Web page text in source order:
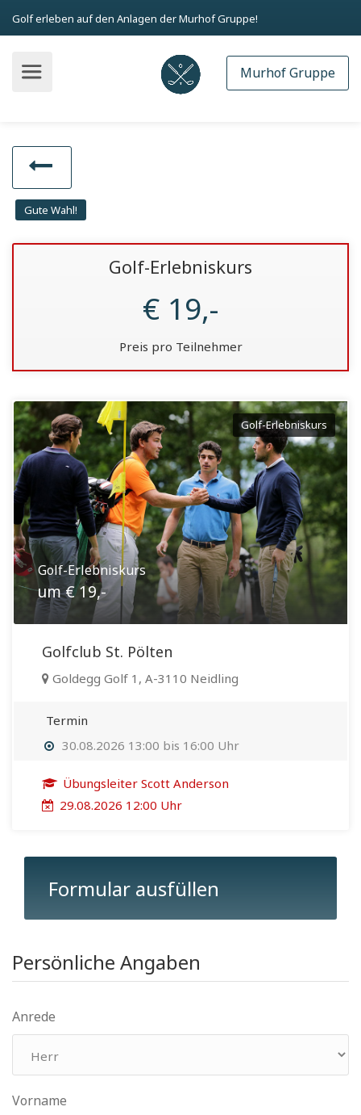
Golf erleben auf den Anlagen der Murhof Gruppe!
Murhof Gruppe
Gute Wahl!
Golf-Erlebniskurs
€ 19,-
Preis pro Teilnehmer
Golf-Erlebniskurs
Golf-Erlebniskurs
um € 19,-
Golfclub St. Pölten
Goldegg Golf 1, A-3110 Neidling
Termin
30.08.2026 13:00 bis 16:00 Uhr
Übungsleiter Scott Anderson
29.08.2026 12:00 Uhr
Formular ausfüllen
Persönliche Angaben
Anrede
Vorname